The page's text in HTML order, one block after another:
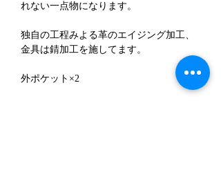
れない一点物になります。
独自の工程みよる革のエイジング加工、
金具は錆加工を施してます。
外ポケット×2